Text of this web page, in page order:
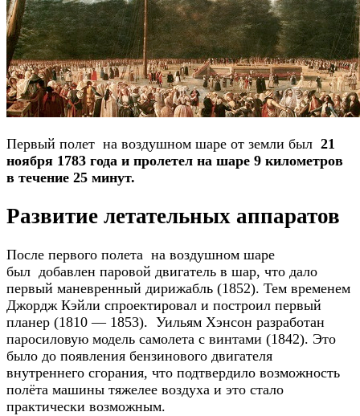
Первый полет на воздушном шаре от земли был 21
ноября 1783 года и пролетел на шаре 9 километров
в течение 25 минут.
Развитие летательных аппаратов
После первого полета на воздушном шаре
был добавлен паровой двигатель в шар, что дало
первый маневренный дирижабль (1852). Тем временем
Джордж Кэйли спроектировал и построил первый
планер (1810 — 1853). Уильям Хэнсон разработан
паросиловую модель самолета с винтами (1842). Это
было до появления бензинового двигателя
внутреннего сгорания, что подтвердило возможность
полёта машины тяжелее воздуха и это стало
практически возможным.